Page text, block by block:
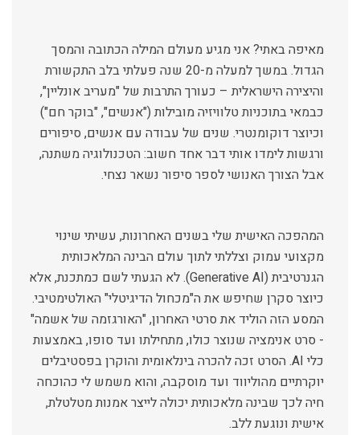
מאיפה באתי? אני מגיע מעולם המילה הכתובה והמסך
הגדול. במשך למעלה מ-20 שנה פעלתי בלב התקשורת
והיצירה הישראלית – כעורך התרבות של "מעריב אונליין",
כבמאי בתוכניות טלוויזיה מובילות ("אנשים", "בוקר חם")
וכיוצר דוקומנטרי. שנים של עבודה עם אנשים, סיפורים
ורגשות לימדו אותי דבר אחד חשוב: הטכנולוגיה משתנה,
אבל הצורך האנושי לספר סיפור נשאר נצחי.
המהפכה האישית שלי בשנים האחרונות, עשיתי שינוי
מקצועי עמוק וצללתי לתוך עולם הבינה המלאכותית
הגנרטיבית (Generative AI). לא הגעתי לשם כמתכנת, אלא
כיוצר סקרן שחיפש את ה"מכחול הדיגיטלי" האולטימטיבי.
המסע הזה הוליד את סרטי האחרון, "האורגזמה של אשמה"
- סרט אנימציה שנוצר כולו, מתחילתו ועד סופו, באמצעות
כלי AI. הסרט זכה להכרה בינלאומית והוקרן בפסטיבלים
יוקרתיים מהוליווד ועד מוסקבה, והוא משמש לי כהוכחה
חיה לכך שבינה מלאכותית יכולה לייצר אמנות מטלטלת,
אישית ונוגעת ללב.